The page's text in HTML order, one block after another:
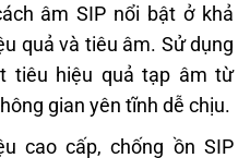
âm SIP nổi bật ở khả
quả và tiêu âm. Sử dụng
tiêu hiệu quả tạp âm từ
gian yên tĩnh dễ chịu.
cao cấp, chống ồn SIP